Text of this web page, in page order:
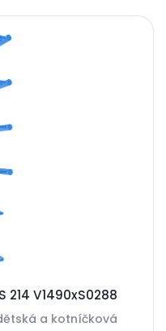
V1490xS0288
a kotníčková